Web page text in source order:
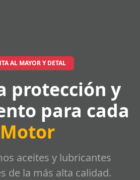
AL MAYOR Y DETAL
protección y
para cada
Motor
aceites y lubricantes
de la más alta calidad.